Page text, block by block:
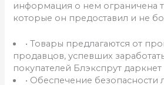
информация о нем ограничена
которые он предоставил и не
• Товары предлагаются от
продавцов, успевших
покупателей Блэкспрут
• Обеспечение